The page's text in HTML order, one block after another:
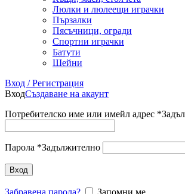
Люлки и люлеещи играчки
Пързалки
Пясъчници, огради
Спортни играчки
Батути
Шейни
Вход / Регистрация
ВходСъздаване на акаунт
Потребителско име или имейл адрес *
Парола *Задължително
Вход
Забравена парола?
Запомни ме